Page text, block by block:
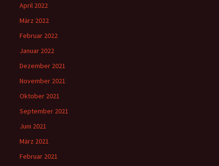
April 2022
März 2022
Februar 2022
Januar 2022
Dezember 2021
November 2021
Oktober 2021
September 2021
Juni 2021
März 2021
Februar 2021